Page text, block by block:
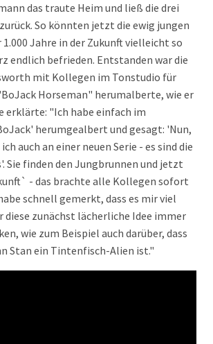
das traute Heim und ließ die drei
So könnten jetzt die ewig jungen
Jahre in der Zukunft vielleicht so
endlich befrieden. Entstanden war die
mit Kollegen im Tonstudio für
Horseman" herumalberte, wie er
erklärte: "Ich habe einfach im
herumgealbert und gesagt: 'Nun,
auch an einer neuen Serie - es sind die
Sie finden den Jungbrunnen und jetzt
- das brachte alle Kollegen sofort
schnell gemerkt, dass es mir viel
diese zunächst lächerliche Idee immer
wie zum Beispiel auch darüber, dass
Stan ein Tintenfisch-Alien ist."